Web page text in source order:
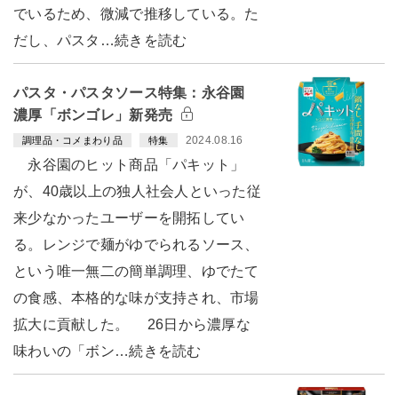
でいるため、微減で推移している。た
だし、パスタ…続きを読む
パスタ・パスタソース特集：永谷園
濃厚「ボンゴレ」新発売
調理品・コメまわり品 特集 2024.08.16
永谷園のヒット商品「パキット」
が、40歳以上の独人社会人といった従
来少なかったユーザーを開拓してい
る。レンジで麺がゆでられるソース、
という唯一無二の簡単調理、ゆでたて
の食感、本格的な味が支持され、市場
拡大に貢献した。 26日から濃厚な
味わいの「ボン…続きを読む